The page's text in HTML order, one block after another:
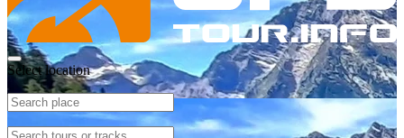
Select location